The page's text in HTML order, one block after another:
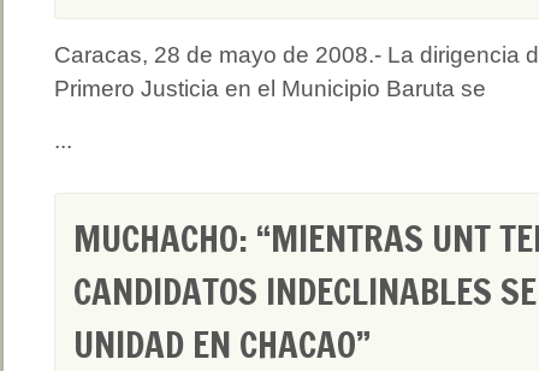
Caracas, 28 de mayo de 2008.- La dirigencia
Primero Justicia en el Municipio Baruta se
...
MUCHACHO: “MIENTRAS UNT
CANDIDATOS INDECLINABLES
UNIDAD EN CHACAO”